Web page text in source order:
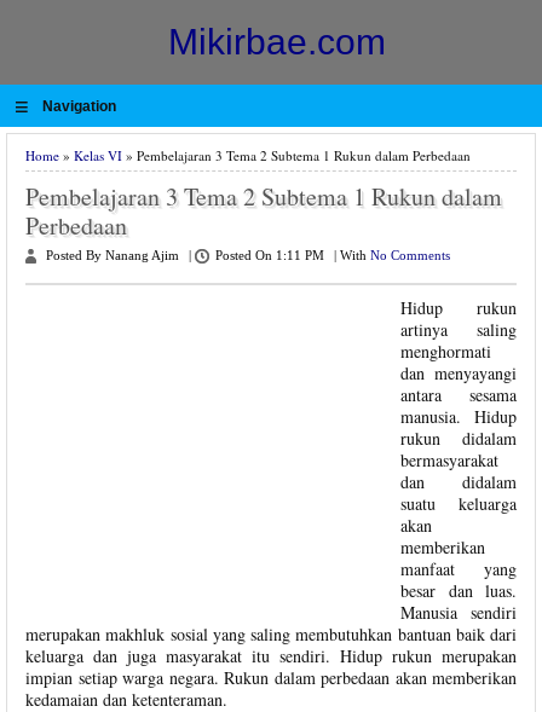
Mikirbae.com
≡ Navigation
Home » Kelas VI » Pembelajaran 3 Tema 2 Subtema 1 Rukun dalam Perbedaan
Pembelajaran 3 Tema 2 Subtema 1 Rukun dalam
Perbedaan
Posted By Nanang Ajim Posted On 1:11 PM With No Comments
Hidup rukun
artinya saling
menghormati
dan menyayangi
antara sesama
manusia. Hidup
rukun didalam
bermasyarakat
dan didalam
suatu keluarga
akan
memberikan
manfaat yang
besar dan luas.
Manusia sendiri
merupakan makhluk sosial yang saling membutuhkan bantuan baik dari
keluarga dan juga masyarakat itu sendiri. Hidup rukun merupakan
impian setiap warga negara. Rukun dalam perbedaan akan memberikan
kedamaian dan ketenteraman.